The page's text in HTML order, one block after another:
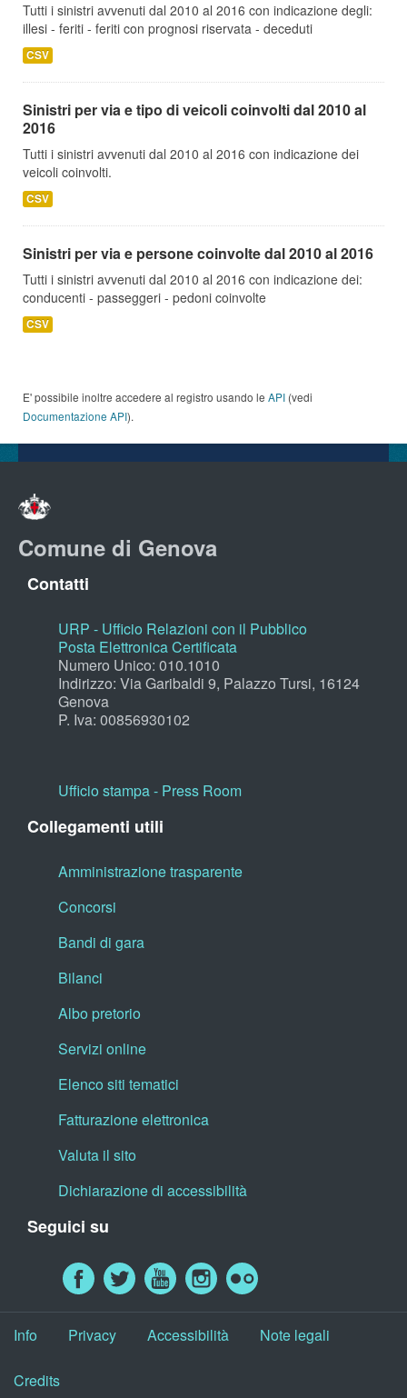
Tutti i sinistri avvenuti dal 2010 al 2016 con indicazione degli:
illesi - feriti - feriti con prognosi riservata - deceduti
CSV
Sinistri per via e tipo di veicoli coinvolti dal 2010 al
2016
Tutti i sinistri avvenuti dal 2010 al 2016 con indicazione dei
veicoli coinvolti.
CSV
Sinistri per via e persone coinvolte dal 2010 al 2016
Tutti i sinistri avvenuti dal 2010 al 2016 con indicazione dei:
conducenti - passeggeri - pedoni coinvolte
CSV
E' possibile inoltre accedere al registro usando le API (vedi
Documentazione API).
Comune di Genova
Contatti
URP - Ufficio Relazioni con il Pubblico
Posta Elettronica Certificata
Numero Unico: 010.1010
Indirizzo: Via Garibaldi 9, Palazzo Tursi, 16124
Genova
P. Iva: 00856930102
Ufficio stampa - Press Room
Collegamenti utili
Amministrazione trasparente
Concorsi
Bandi di gara
Bilanci
Albo pretorio
Servizi online
Elenco siti tematici
Fatturazione elettronica
Valuta il sito
Dichiarazione di accessibilità
Seguici su
Info Privacy Accessibilità Note legali
Credits